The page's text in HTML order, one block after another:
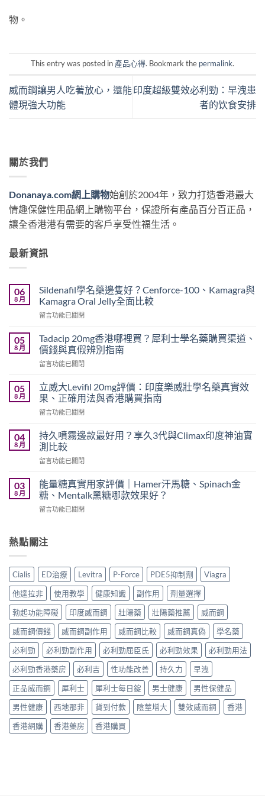
物。
This entry was posted in 產品心得. Bookmark the permalink.
威而鋼讓男人吃著放心，還能
體現強大功能
印度超級雙效必利勁：早洩患
者的饮食安排
關於我們
Donanaya.com網上購物始創於2004年，致力打造香港最大
情趣保健性用品網上購物平台，保證所有產品百分百正品，
讓全香港港有需要的客戶享受性福生活。
最新資訊
06
8 月
Sildenafil學名藥邊隻好？Cenforce-100、Kamagra與
Kamagra Oral Jelly全面比較
在
學
名
藥
邊
好？
Cenforce-
100、
Kamagra
Kamagra
Oral
全
比
較〉
中
留言功能已關閉
05
8 月
Tadacip 20mg香港哪裡買？犀利士學名藥購買渠道、
價錢與真假辨別指南
在
20mg
香
港
哪
買？
犀
利
士
名
藥
買
價
真
假
辨
別
指
南〉
中
留言功能已關閉
05
8 月
立威大Levifil 20mg評價：印度樂威壯學名藥真實效
果、正確用法與香港購買指南
在
威
大
Levifil
20mg
價：
印
度
樂
學
真
實
效
果、
正
確
用
法
香
港
購
買
指
南〉
中
留言功能已關閉
04
8 月
持久噴霧邊款最好用？享久3代與Climax印度神油實
測比較
在
久
噴
霧
邊
好
久
3
代
與
Climax
印
度
神
實
測
比
較〉
中
留言功能已關閉
03
8 月
能量糖真實用家評價｜Hamer汗馬糖、Spinach金
糖、Mentalk黑糖哪款效果好？
在
糖
真
用
家
評
價
｜
Hamer
汗
馬
糖、
Spinach
金
糖、
Mentalk
黑
糖
哪
款
留言功能已關閉
熱點關注
Cialis ED治療 Levitra P-Force PDE5抑制劑
Viagra
他達拉非
使用教學 健康知識 副作用
劑量選擇
勃起功能障礙
印度威而鋼 壯陽藥 壯陽藥推薦
威而鋼
威而鋼價錢
威而鋼副作用 威而鋼比較 威而鋼真偽
學名藥
必利勁
必利勁副作用 必利勁屈臣氏 必利勁效果
必利勁用法
必利勁香港藥房
必利吉 性功能改善 持久力
早洩
正品威而鋼
犀利士 犀利士每日錠 男士健康
男性保健品
男性健康
西地那非 貨到付款 陰莖增大 雙效威而鋼
香港
香港網購
香港藥房 香港購買